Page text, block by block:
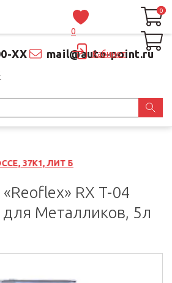
XX mail@auto-point.ru
0
Кабинет
0
0
Б
RX T-04
для Металликов, 5л